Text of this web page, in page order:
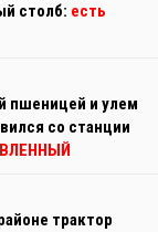
столб: есть
пшеницей и улем
со станции
трактор